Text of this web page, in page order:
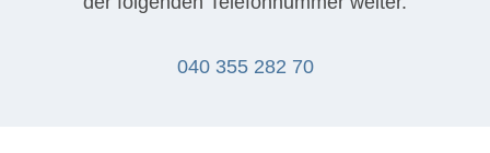
040 355 282 70